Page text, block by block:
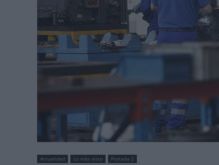
Actualidad Lo más visto Portada 2